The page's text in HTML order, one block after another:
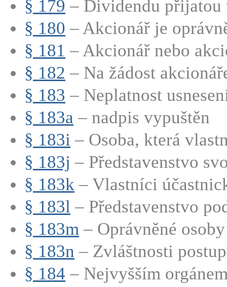
§ 179 – Dividendu přijatou
§ 180 – Akcionář je
§ 181 – Akcionář nebo
§ 182 – Na žádost
§ 183 – Neplatnost
§ 183a – nadpis vypuštěn
§ 183i – Osoba, která
§ 183j – Představenstvo
§ 183k – Vlastníci
§ 183l – Představenstvo
§ 183m – Oprávněné
§ 183n – Zvláštnosti
§ 184 – Nejvyšším